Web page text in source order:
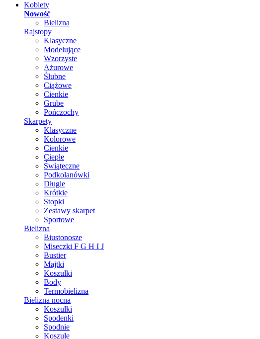
Kobiety
Nowość
Bielizna
Rajstopy
Klasyczne
Modelujące
Wzorzyste
Ażurowe
Ślubne
Ciążowe
Cienkie
Grube
Pończochy
Skarpety
Klasyczne
Kolorowe
Cienkie
Ciepłe
Świąteczne
Podkolanówki
Długie
Krótkie
Stopki
Zestawy skarpet
Sportowe
Bielizna
Biustonosze
Miseczki F G H I J
Bustier
Majtki
Koszulki
Body
Termobielizna
Bielizna nocna
Koszulki
Spodenki
Spodnie
Koszule